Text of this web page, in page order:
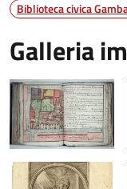
Biblioteca civica
Galleria